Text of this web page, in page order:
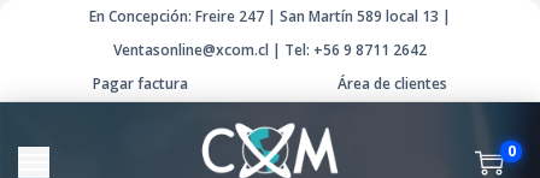
En Concepción: Freire 247 | San Martín 589 local 13 |
Ventasonline@xcom.cl | Tel: +56 9 8711 2642
Pagar factura
Área de clientes
0